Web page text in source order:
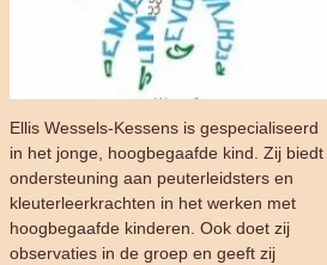
Ellis Wessels-Kessens is gespecialiseerd
in het jonge, hoogbegaafde kind. Zij biedt
ondersteuning aan peuterleidsters en
kleuterleerkrachten in het werken met
hoogbegaafde kinderen. Ook doet zij
observaties in de groep en geeft zij